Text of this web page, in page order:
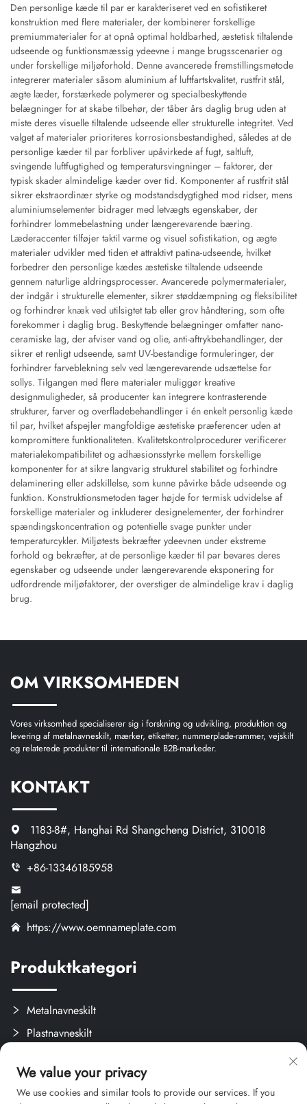
Den personlige kæde til par er karakteriseret ved en sofistikeret
konstruktion med flere materialer, der kombinerer forskellige
premiummaterialer for at opnå optimal holdbarhed, æstetisk tiltalende
udseende og funktionsmæssig ydeevne i mange brugsscenarier og
under forskellige miljøforhold. Denne avancerede fremstillingsmetode
integrerer materialer såsom aluminium af luftfartskvalitet, rustfrit stål,
ægte læder, forstærkede polymerer og specialbeskyttende
belægninger for at skabe tilbehør, der tåber års daglig brug uden at
miste deres visuelle tiltalende udseende eller strukturelle integritet. Ved
valget af materialer prioriteres korrosionsbestandighed, således at de
personlige kæder til par forbliver upåvirkede af fugt, saltluft,
svingende luftfugtighed og temperatursvingninger – faktorer, der
typisk skader almindelige kæder over tid. Komponenter af rustfrit stål
sikrer ekstraordinær styrke og modstandsdygtighed mod ridser, mens
aluminiumselementer bidrager med letvægts egenskaber, der
forhindrer lommebelastning under længerevarende bæring.
Læderaccenter tilføjer taktil varme og visuel sofistikation, og ægte
materialer udvikler med tiden et attraktivt patina-udseende, hvilket
forbedrer den personlige kædes æstetiske tiltalende udseende
gennem naturlige aldringsprocesser. Avancerede polymermaterialer,
der indgår i strukturelle elementer, sikrer støddæmpning og fleksibilitet
og forhindrer knæk ved utilsigtet tab eller grov håndtering, som ofte
forekommer i daglig brug. Beskyttende belægninger omfatter nano-
ceramiske lag, der afviser vand og olie, anti-aftrykbehandlinger, der
sikrer et renligt udseende, samt UV-bestandige formuleringer, der
forhindrer farveblekning selv ved længerevarende udsættelse for
sollys. Tilgangen med flere materialer muliggør kreative
designmuligheder, så producenter kan integrere kontrasterende
strukturer, farver og overfladebehandlinger i én enkelt personlig kæde
til par, hvilket afspejler mangfoldige æstetiske præferencer uden at
kompromittere funktionaliteten. Kvalitetskontrolprocedurer verificerer
materialekompatibilitet og adhæsionsstyrke mellem forskellige
komponenter for at sikre langvarig strukturel stabilitet og forhindre
delaminering eller adskillelse, som kunne påvirke både udseende og
funktion. Konstruktionsmetoden tager højde for termisk udvidelse af
forskellige materialer og inkluderer designelementer, der forhindrer
spændingskoncentration og potentielle svage punkter under
temperaturcykler. Miljøtests bekræfter ydeevnen under ekstreme
forhold og bekræfter, at de personlige kæder til par bevares deres
egenskaber og udseende under længerevarende eksponering for
udfordrende miljøfaktorer, der overstiger de almindelige krav i daglig
brug.
OM VIRKSOMHEDEN
Vores virksomhed specialiserer sig i forskning og udvikling, produktion og
levering af metalnavneskilt, mærker, etiketter, nummerplade-rammer, vejskilt
og relaterede produkter til internationale B2B-markeder.
KONTAKT
1183-8#, Hanghai Rd Shangcheng District, 310018
Hangzhou
+86-13346185958
[email protected]
https://www.oemnameplate.com
Produktkategori
Metalnavneskilt
Plastnavneskilt
Brugerdefinerede Kreativprodukter
We value your privacy
We use cookies and similar tools to provide our services. If you